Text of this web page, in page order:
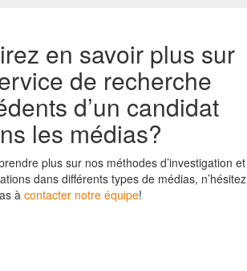
en savoir plus sur
de recherche
d’un candidat
les médias?
plus sur nos méthodes d’investigation et
dans différents types de médias, n’hésitez
à contacter notre équipe!